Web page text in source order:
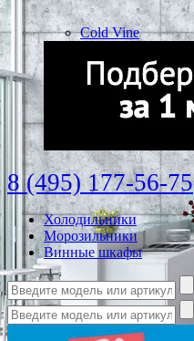
Cold Vine
8 (495) 177-56-75
Холодильники
Морозильники
Винные шкафы